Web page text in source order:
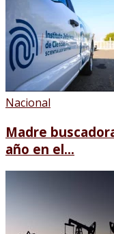
Nacional
Madre
año en el...